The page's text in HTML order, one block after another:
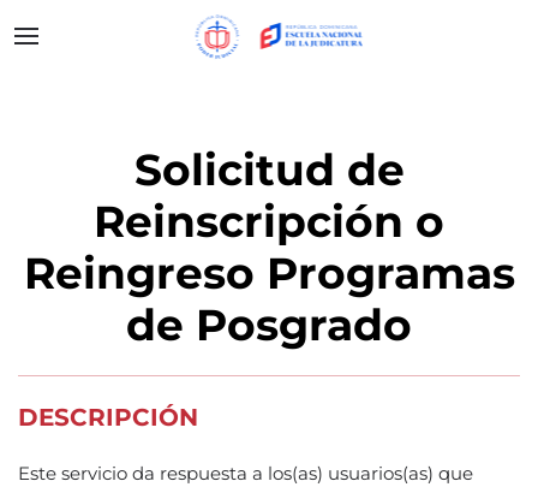
Solicitud de
Reinscripción o
Reingreso Programas
de Posgrado
DESCRIPCIÓN
Este servicio da respuesta a los(as) usuarios(as) que